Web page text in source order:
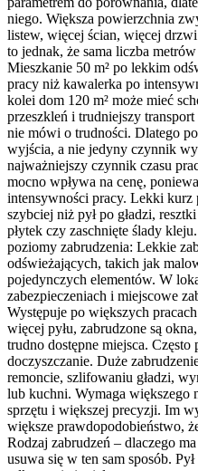
niego. Większa powierzchnia
listew, więcej ścian, więcej
to jednak, że sama liczba
Mieszkanie 50 m² po lekkim
pracy niż kawalerka po
kolei dom 120 m² może mieć
przeszkleń i trudniejszy
nie mówi o trudności. Dlatego
wyjścia, a nie jedyny czynnik
najważniejszy czynnik czasu
mocno wpływa na cenę,
intensywności pracy. Lekki kurz
szybciej niż pył po gładzi,
płytek czy zaschnięte ślady
poziomy zabrudzenia: Lekkie
odświeżających, takich jak
pojedynczych elementów. W
zabezpieczeniach i miejscowe
Występuje po większych
więcej pyłu, zabrudzone są
trudno dostępne miejsca. Często
doczyszczanie. Duże
remoncie, szlifowaniu gładzi,
lub kuchni. Wymaga większego
sprzętu i większej precyzji. Im
większe prawdopodobieństwo,
Rodzaj zabrudzeń – dlaczego
usuwa się w ten sam sposób.